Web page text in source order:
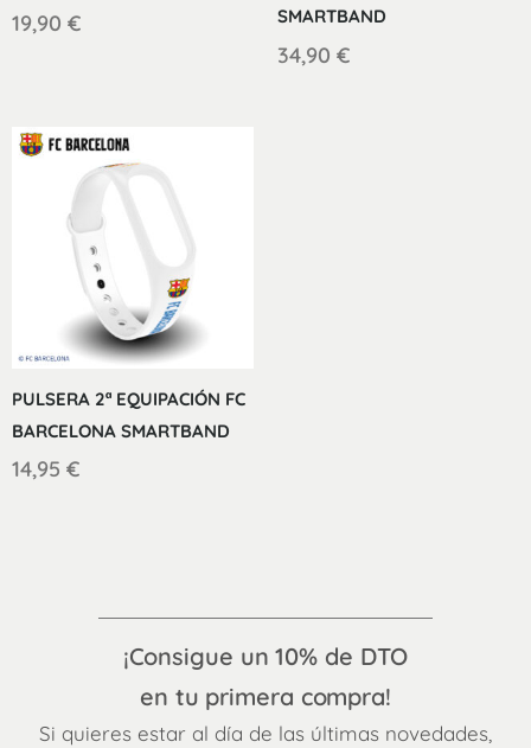
19,90 €
SMARTBAND
34,90 €
PULSERA 2ª EQUIPACIÓN FC
BARCELONA SMARTBAND
14,95 €
¡Consigue un 10% de DTO
en tu primera compra!
Si quieres estar al día de las últimas novedades,